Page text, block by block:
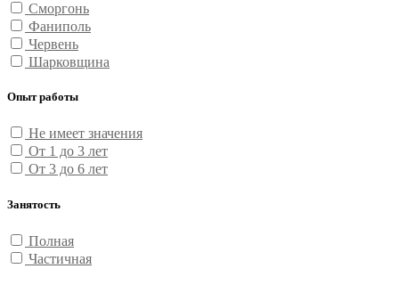
Сморгонь
Фаниполь
Червень
Шарковщина
Опыт работы
Не имеет значения
От 1 до 3 лет
От 3 до 6 лет
Занятость
Полная
Частичная